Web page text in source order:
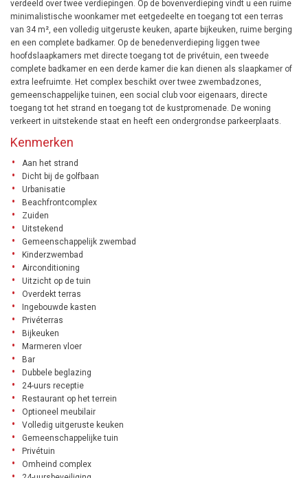
verdeeld over twee verdiepingen. Op de bovenverdieping vindt u een ruime
minimalistische woonkamer met eetgedeelte en toegang tot een terras
van 34 m², een volledig uitgeruste keuken, aparte bijkeuken, ruime berging
en een complete badkamer. Op de benedenverdieping liggen twee
hoofdslaapkamers met directe toegang tot de privétuin, een tweede
complete badkamer en een derde kamer die kan dienen als slaapkamer of
extra leefruimte. Het complex beschikt over twee zwembadzones,
gemeenschappelijke tuinen, een social club voor eigenaars, directe
toegang tot het strand en toegang tot de kustpromenade. De woning
verkeert in uitstekende staat en heeft een ondergrondse parkeerplaats.
Kenmerken
Aan het strand
Dicht bij de golfbaan
Urbanisatie
Beachfrontcomplex
Zuiden
Uitstekend
Gemeenschappelijk zwembad
Kinderzwembad
Airconditioning
Uitzicht op de tuin
Overdekt terras
Ingebouwde kasten
Privéterras
Bijkeuken
Marmeren vloer
Bar
Dubbele beglazing
24-uurs receptie
Restaurant op het terrein
Optioneel meubilair
Volledig uitgeruste keuken
Gemeenschappelijke tuin
Privétuin
Omheind complex